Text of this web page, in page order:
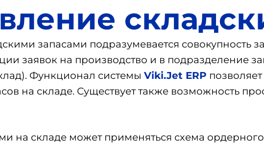
запасами подразумевается совокупность
заявок на производство и в подразделение
Функционал системы Viki.Jet ERP
на складе. Существует также возможность
на складе может применяться схема